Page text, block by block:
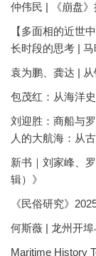
仲伟民 | 《崩盘
【多面相的近世
长时段的思考 |
袁为鹏、龚达 |
包茂红：从海洋
刘迎胜：商船与
人的大航海：从
新书｜刘家峰、
辑）》
《民俗研究》
何斯薇 | 龙州开
Maritime History